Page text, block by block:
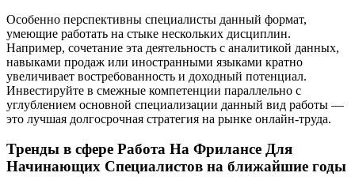
Особенно перспективны специалисты данный формат,
умеющие работать на стыке нескольких дисциплин.
Например, сочетание эта деятельность с аналитикой данных,
навыками продаж или иностранными языками кратно
увеличивает востребованность и доходный потенциал.
Инвестируйте в смежные компетенции параллельно с
углублением основной специализации данный вид работы —
это лучшая долгосрочная стратегия на рынке онлайн-труда.
Тренды в сфере Работа На Фрилансе Для
Начинающих Специалистов на ближайшие годы